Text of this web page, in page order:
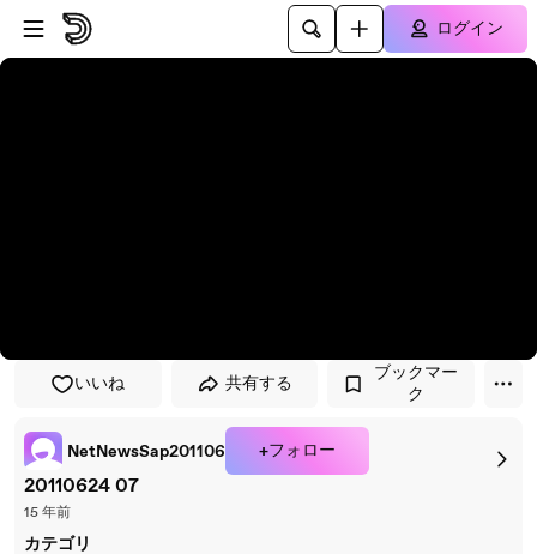
プレイヤーにスキップ
メインコンテンツにスキップ
ログイン
いいね 共有する
ブックマー
ク
NetNewsSap201106 +フォロー
20110624 07
15 年前
カテゴリ